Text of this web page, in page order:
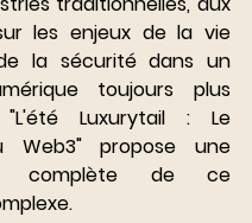
les enjeux de la vie
la sécurité dans un
toujours plus
"L'été Luxurytail : Le
Web3" propose une
complète de ce